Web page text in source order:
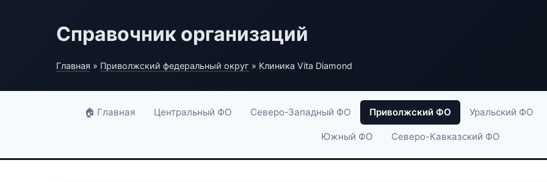
Справочник организаций
Главная » Приволжский федеральный округ » Клиника Vita Diamond
🏠 Главная Центральный ФО Северо-Западный ФО Приволжский ФО Уральский ФО
Южный ФО Северо-Кавказский ФО